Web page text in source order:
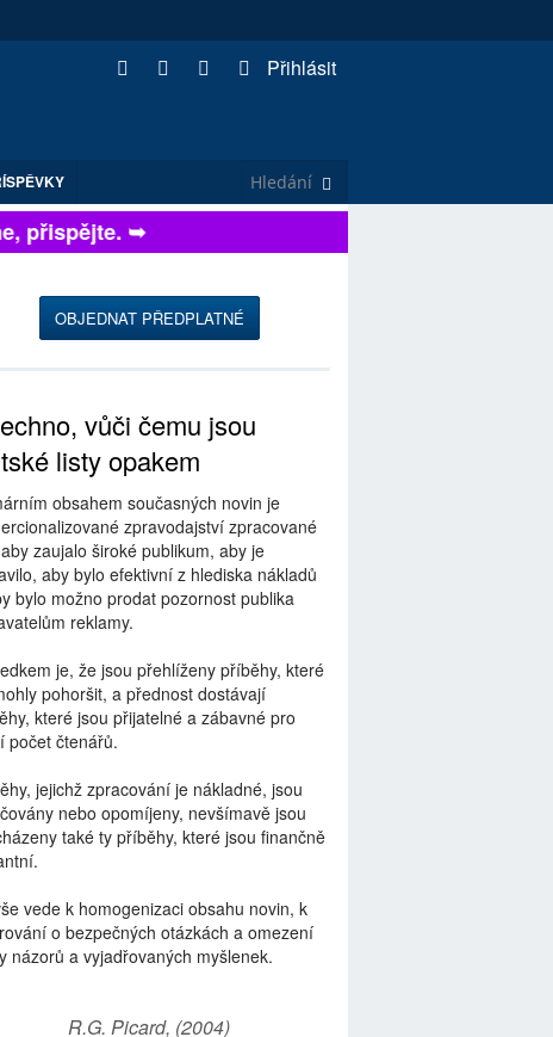
Přihlásit
➥
OBJEDNAT PŘEDPLATNÉ
vůči čemu jsou
listy opakem
obsahem současných novin je
zpravodajství zpracované
zaujalo široké publikum, aby je
aby bylo efektivní z hlediska nákladů
bylo možno prodat pozornost publika
reklamy.
je, že jsou přehlíženy příběhy, které
pohoršit, a přednost dostávají
které jsou přijatelné a zábavné pro
počet čtenářů.
jejichž zpracování je nákladné, jsou
nebo opomíjeny, nevšímavě jsou
také ty příběhy, které jsou finančně
vede k homogenizaci obsahu novin, k
o bezpečných otázkách a omezení
názorů a vyjadřovaných myšlenek.
R.G. Picard, (2004)